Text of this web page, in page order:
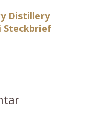
Distillery
Steckbrief